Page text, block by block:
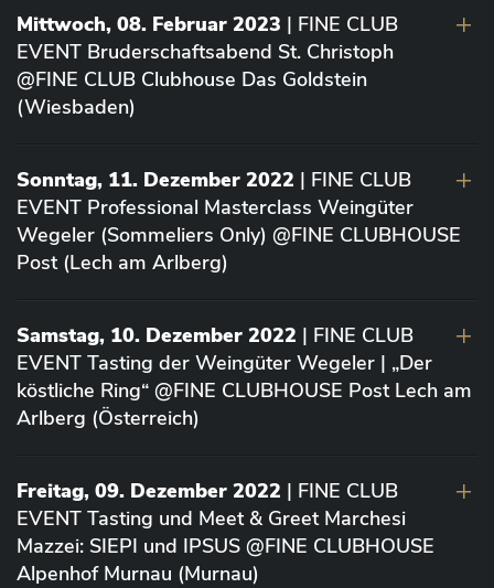
Mittwoch, 08. Februar 2023 | FINE CLUB
EVENT Bruderschaftsabend St. Christoph
@FINE CLUB Clubhouse Das Goldstein
(Wiesbaden)
Sonntag, 11. Dezember 2022 | FINE CLUB
EVENT Professional Masterclass Weingüter
Wegeler (Sommeliers Only) @FINE CLUBHOUSE
Post (Lech am Arlberg)
Samstag, 10. Dezember 2022 | FINE CLUB
EVENT Tasting der Weingüter Wegeler | „Der
köstliche Ring“ @FINE CLUBHOUSE Post Lech am
Arlberg (Österreich)
Freitag, 09. Dezember 2022 | FINE CLUB
EVENT Tasting und Meet & Greet Marchesi
Mazzei: SIEPI und IPSUS @FINE CLUBHOUSE
Alpenhof Murnau (Murnau)